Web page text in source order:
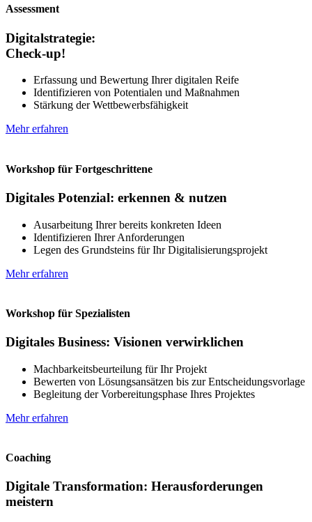
Assessment
Digitalstrategie:
Check-up!
Erfassung und Bewertung Ihrer digitalen Reife
Identifizieren von Potentialen und Maßnahmen
Stärkung der Wettbewerbsfähigkeit
Mehr erfahren
Workshop für Fortgeschrittene
Digitales Potenzial: erkennen & nutzen
Ausarbeitung Ihrer bereits konkreten Ideen
Identifizieren Ihrer Anforderungen
Legen des Grundsteins für Ihr Digitalisierungsprojekt
Mehr erfahren
Workshop für Spezialisten
Digitales Business: Visionen verwirklichen
Machbarkeitsbeurteilung für Ihr Projekt
Bewerten von Lösungsansätzen bis zur Entscheidungsvorlage
Begleitung der Vorbereitungsphase Ihres Projektes
Mehr erfahren
Coaching
Digitale Transformation: Herausforderungen
meistern